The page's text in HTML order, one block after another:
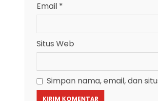
Email *
Situs Web
Simpan nama, email, dan